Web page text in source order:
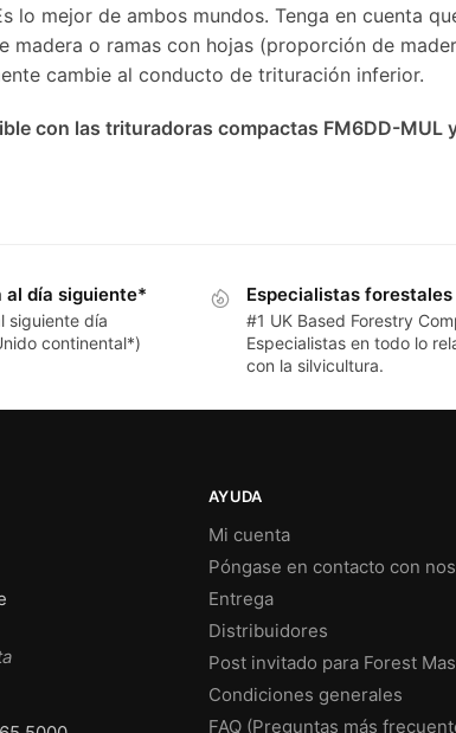
lo mejor de ambos mundos. Tenga en cuenta
madera o ramas con hojas (proporción de
cambie al conducto de trituración inferior.
con las trituradoras compactas FM6DD-MUL
al día siguiente*
siguiente día
continental*)
Especialistas forestales
#1 UK Based Forestry
Especialistas en todo lo
con la silvicultura.
AYUDA
Mi cuenta
Póngase en contacto con
Entrega
Distribuidores
Post invitado para Forest
Condiciones generales
FAQ (Preguntas más